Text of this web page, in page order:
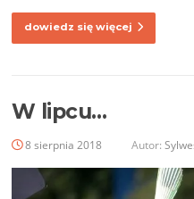
dowiedz się więcej
W lipcu…
8 sierpnia 2018 Autor: